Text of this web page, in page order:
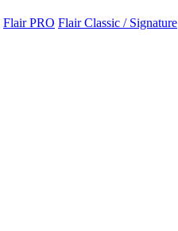
Flair PRO Flair Classic / Signature